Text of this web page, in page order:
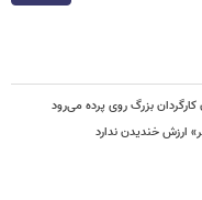
کارگردان بزرگ روی پرده می‌رود
ارزش خندیدن ندارد